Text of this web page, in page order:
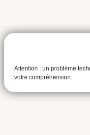
Attention : un problème
votre compréhension.